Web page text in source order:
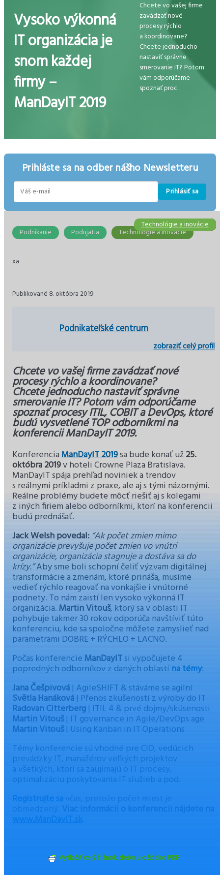
Vysoko výkonná
IT organizácia je
snom každej
firmy –
ManDayIT 2019
Chcete vo vašej firme
zavádzať nové
procesy rýchlo
a koordinovane?
Chcete jednoducho
nastaviť správne
smerovanie IT? Potom
vám odporúčame
spoznať proc...
Prihláste sa na odber nášho Newsletteru
Prihlásiť sa
Podnikanie Podujatia Technológie a inovácie
xa
Publikované 8. októbra 2019
Podnikateľské centrum
zobraziť celý profil
Chcete vo vašej firme zavádzať nové
procesy rýchlo a koordinovane?
Chcete jednoducho nastaviť správne
smerovanie IT? Potom vám odporúčame
spoznať procesy ITIL, COBIT a DevOps, ktoré
budú vysvetlené TOP odborníkmi na
konferencii ManDayIT 2019.
KonferenciaManDayIT 2019sa bude konať už25.
októbra 2019v hoteli Crowne Plaza Bratislava.
ManDayIT spája prehľad noviniek a trendov
s reálnymi príkladmi z praxe, ale aj s tými názornými.
Reálne problémy budete môcť riešiť aj s kolegami
z iných firiem alebo odborníkmi, ktorí na konferencii
budú prednášať.
Jack Welsh povedal: “Ak počet zmien mimo
organizácie prevyšuje počet zmien vo vnútri
organizácie, organizácia stagnuje a dostáva sa do
krízy.”Aby sme boli schopní čeliť výzvam digitálnej
transformácie a zmenám, ktoré prináša, musíme
vedieť rýchlo reagovať na vonkajšie i vnútorné
podnety. To nám zaistí len vysoko výkonná IT
organizácia. Martin Vitouš, ktorý sa v oblasti IT
pohybuje takmer 30 rokov odporúča navštíviť túto
konferenciu, kde sa spoločne môžete zamyslieť nad
parametrami DOBRE + RÝCHLO + LACNO.
Počas konferencie ManDayITsi vypočujete 4
popredných odborníkov z daných oblastína témy:
Jana Češpivová | AgileSHIFT & stáváme se agilní
Světla Hanáková | Přenos zkušeností z výroby do IT
Radovan Citterberg | ITIL 4 & prvé dojmy/skúsenosti
Martin Vitouš| IT governance in Agile/DevOps age
Martin Vitouš | Using Kanban in IT Operations
Témy konferencie sú vhodné pre CIO, vedúcich
prevádzky IT, manažérov veľkých projektov
a všetkých, ktorí sa zaujímajú o IT procesy,
optimalizáciu poskytovania IT služieb a pod.
Registrujte sa
www.ManDayIT.sk
Vytlačiť celý článok alebo uložiť ako PDF
Ekonomika
Ekonomika
Dane
Podnikanie
Stavebníctvo
Technológie a inovácie